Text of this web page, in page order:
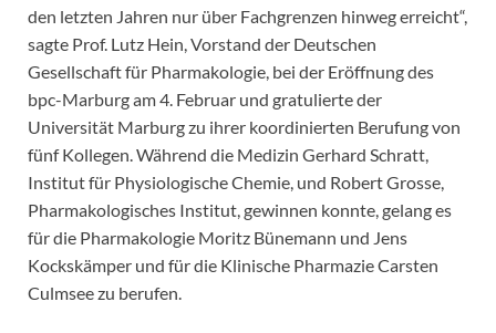
den letzten Jahren nur über Fachgrenzen hinweg erreicht“,
sagte Prof. Lutz Hein, Vorstand der Deutschen
Gesellschaft für Pharmakologie, bei der Eröffnung des
bpc-Marburg am 4. Februar und gratulierte der
Universität Marburg zu ihrer koordinierten Berufung von
fünf Kollegen. Während die Medizin Gerhard Schratt,
Institut für Physiologische Chemie, und Robert Grosse,
Pharmakologisches Institut, gewinnen konnte, gelang es
für die Pharmakologie Moritz Bünemann und Jens
Kockskämper und für die Klinische Pharmazie Carsten
Culmsee zu berufen.